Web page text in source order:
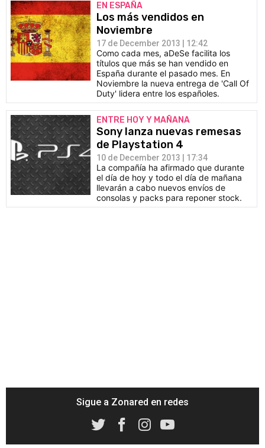
EN ESPAÑA
Los más vendidos en
Noviembre
17 de December 2013 | 12:42
Como cada mes, aDeSe facilita los
títulos que más se han vendido en
España durante el pasado mes. En
Noviembre la nueva entrega de 'Call Of
Duty' lidera entre los españoles.
ENTRE HOY Y MAÑANA
Sony lanza nuevas remesas
de Playstation 4
10 de December 2013 | 17:34
La compañía ha afirmado que durante
el día de hoy y todo el día de mañana
llevarán a cabo nuevos envíos de
consolas y packs para reponer stock.
Sigue a Zonared en redes